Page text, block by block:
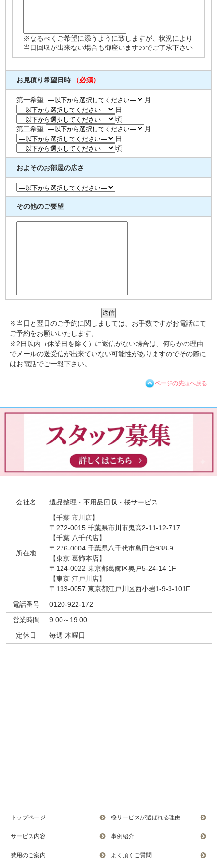
※なるべくご希望に添うように致しますが、状況により
当日回収が出来ない場合も御座いますのでご了承下さい
お見積り希望日時 （必須）
第一希望
月
日
頃
第二希望
月
日
頃
およそのお部屋の広さ
その他のご要望
※当日と翌日のご予約に関しましては、お手数ですがお電話にて
ご予約をお願いいたします。
※2日以内（休業日を除く）に返信がない場合は、何らかの理由
でメールの送受信が出来ていない可能性がありますのでその際に
はお電話でご一報下さい。
ページの先頭へ戻る
会社名 遺品整理・不用品回収・桜サービス
所在地
【千葉 市川店】
〒272-0015 千葉県市川市鬼高2-11-12-717
【千葉 八千代店】
〒276-0004 千葉県八千代市島田台938-9
【東京 葛飾本店】
〒124-0022 東京都葛飾区奥戸5-24-14 1F
【東京 江戸川店】
〒133-0057 東京都江戸川区西小岩1-9-3-101F
電話番号
0120-922-172
営業時間
9:00～19:00
定休日
毎週 木曜日
トップページ 桜サービスが選ばれる理由
サービス内容 事例紹介
費用のご案内 よく頂くご質問